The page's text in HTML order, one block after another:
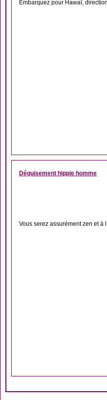
Embarquez pour Hawaï,
Déguisement hippie homme
Vous serez assurément zen et à